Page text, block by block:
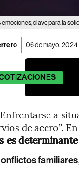
emociones, clave para la
06 de mayo, 2024
a
de acero”.
es